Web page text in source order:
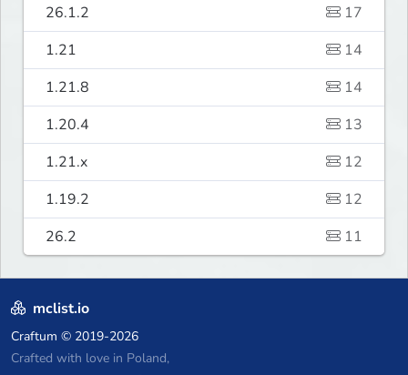
26.1.2
17
1.21
14
1.21.8
14
1.20.4
13
1.21.x
12
1.19.2
12
26.2
11
mclist.io
Craftum © 2019-2026
Crafted with love in Poland,